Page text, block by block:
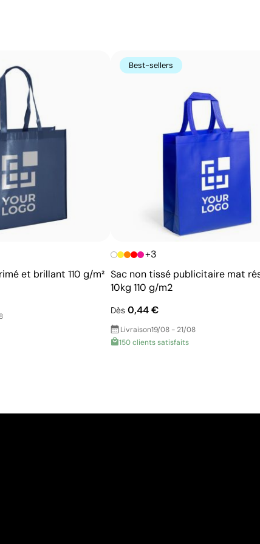
Ne nécessite pas la spécification des couleurs
Pantone
Toucher doux en surface
Couleurs vives et haute qualité
et brillant 110 g/m²
Best-sellers
+3
Sac non tissé publicitaire mat
10kg 110 g/m2
Dès0,44 €
Livraison19/08 - 21/08
150 clients satisfaits